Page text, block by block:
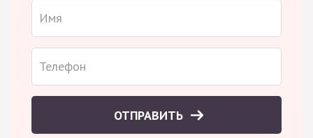
ОТПРАВИТЬ